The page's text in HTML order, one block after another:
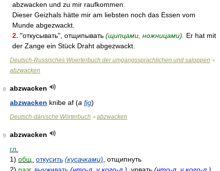
abzwacken und zu mir raufkommen.
Dieser Geizhals hätte mir am liebsten noch das Essen vom
Munde abgezwackt.
2. "откусывать", отщипывать (щипцами, ножницами).
Er hat mit
der Zange ein Stück Draht abgezwackt.
Deutsch-Russisches Woerterbuch der umgangssprachlichen und saloppen >
abzwacken
8
abzwacken
abzwacken knibe af (a fig)
Deutsch-dänische Wörterbuch > abzwacken
9
abzwacken
гл.
1) общ. откусить (кусачками) , отщипнуть